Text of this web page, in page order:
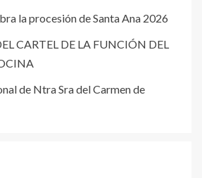
la procesión de Santa Ana 2026
CARTEL DE LA FUNCIÓN DEL
de Ntra Sra del Carmen de